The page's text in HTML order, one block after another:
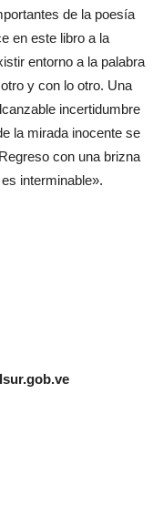
de la poesía
en este libro a la
entorno a la palabra
y con lo otro. Una
incertidumbre
la mirada inocente se
con una brizna
interminable».